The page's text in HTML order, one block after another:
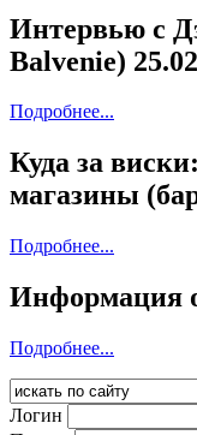
Интервью с
Balvenie)
Подробнее...
Куда за
магазины
Подробнее...
Информация
Подробнее...
Логин